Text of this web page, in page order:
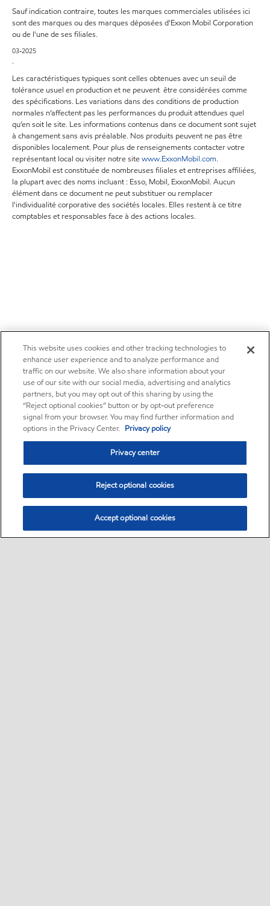
Sauf indication contraire, toutes les marques commerciales utilisées ici
sont des marques ou des marques déposées d'Exxon Mobil Corporation
ou de l'une de ses filiales.
03-2025
.
Les caractéristiques typiques sont celles obtenues avec un seuil de
tolérance usuel en production et ne peuvent être considérées comme
des spécifications. Les variations dans des conditions de production
normales n’affectent pas les performances du produit attendues quel
qu’en soit le site. Les informations contenus dans ce document sont sujet
à changement sans avis préalable. Nos produits peuvent ne pas être
disponibles localement. Pour plus de renseignements contacter votre
représentant local ou visiter notre sitewww.ExxonMobil.com.
ExxonMobil est constituée de nombreuses filiales et entreprises affiliées,
la plupart avec des noms incluant : Esso, Mobil, ExxonMobil. Aucun
élément dans ce document ne peut substituer ou remplacer
l'individualité corporative des sociétés locales. Elles restent à ce titre
comptables et responsables face à des actions locales.
This website uses cookies and other tracking technologies to
enhance user experience and to analyze performance and
traffic on our website. We also share information about your
use of our site with our social media, advertising and analytics
partners, but you may opt out of this sharing by using the
“Reject optional cookies” button or by opt-out preference
signal from your browser. You may find further information and
options in the Privacy Center. Privacy policy
Privacy center
Reject optional cookies
Accept optional cookies